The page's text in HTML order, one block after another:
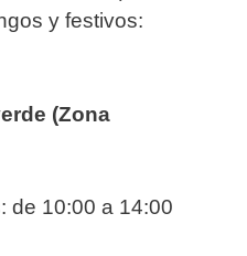
y festivos:
(Zona
de 10:00 a 14:00